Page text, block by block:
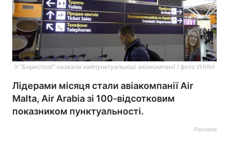
У "Борисполі" назвали найпунктуальніші авіакомпанії / фото УНІАН
Лідерами місяця стали авіакомпанії Air
Malta, Air Arabia зі 100-відсотковим
показником пунктуальності.
Реклама